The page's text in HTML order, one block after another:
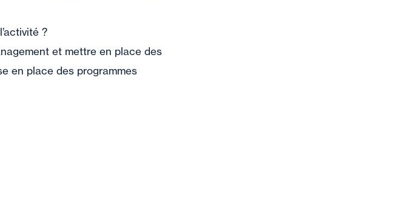
?
et mettre en place des
en place des programmes